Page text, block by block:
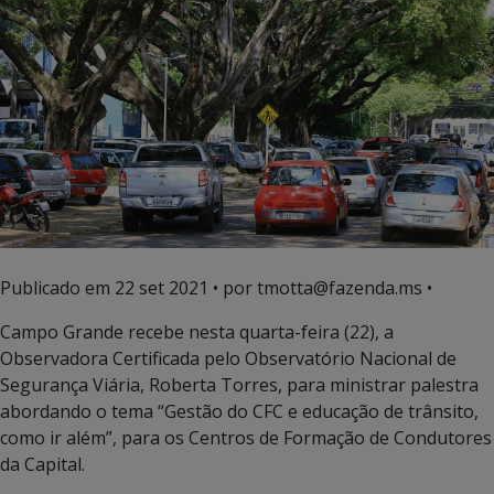
Publicado em 22 set 2021 • por tmotta@fazenda.ms •
Campo Grande recebe nesta quarta-feira (22), a
Observadora Certificada pelo Observatório Nacional de
Segurança Viária, Roberta Torres, para ministrar palestra
abordando o tema “Gestão do CFC e educação de trânsito,
como ir além”, para os Centros de Formação de Condutores
da Capital.